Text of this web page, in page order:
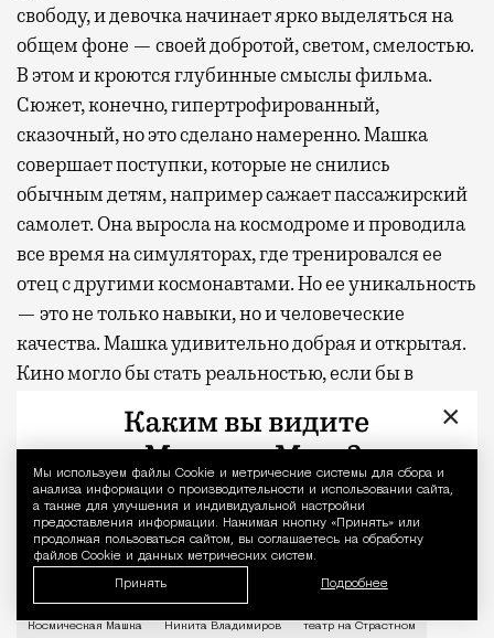
Уведомление
Мы используем файлы Сookie и метрические системы для сбора и
анализа информации о производительности и использовании сайта,
а также для улучшения и индивидуальной настройки
предоставления информации. Нажимая кнопку «Принять» или
продолжая пользоваться сайтом, вы соглашаетесь на обработку
файлов Cookie и данных метрических систем.
Принять Подробнее
свободу, и девочка начинает ярко выделяться на
общем фоне — своей добротой, светом, смелостью.
В этом и кроются глубинные смыслы фильма.
Сюжет, конечно, гипертрофированный,
сказочный, но это сделано намеренно. Машка
совершает поступки, которые не снились
обычным детям, например сажает пассажирский
самолет. Она выросла на космодроме и проводила
все время на симуляторах, где тренировался ее
отец с другими космонавтами. Но ее уникальность
— это не только навыки, но и человеческие
качества. Машка удивительно добрая и открытая.
Кино могло бы стать реальностью, если бы в
запредельным уровнем доверия. Тогда и
выяснится, что можно подружиться хоть с
белочкой, хоть на банане по Неве прокатиться.
Если мечтать — возможно все.
Фото: Петр Набутов
О рождении за границей благодаря бабушке Алисе
Космическая Машка Никита Владимиров театр на Страстном
×